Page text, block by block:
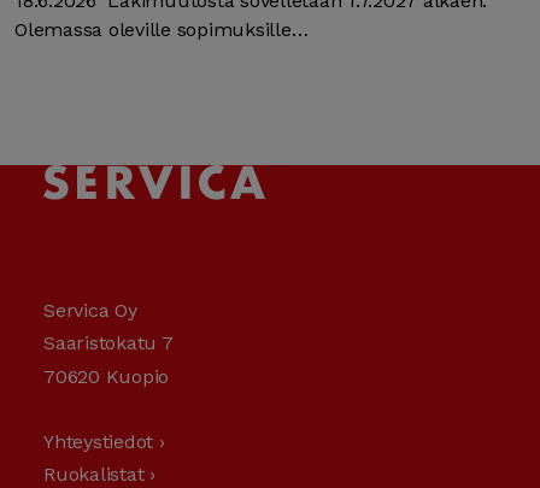
Olemassa oleville sopimuksille…
Servica Oy
Saaristokatu 7
70620 Kuopio
Yhteystiedot ›
Ruokalistat ›